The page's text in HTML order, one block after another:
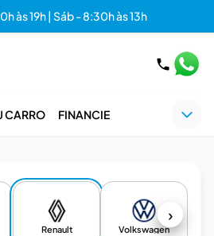
às 19h | Sáb - 8:30h às 13h
CARRO FINANCIE
›
Renault Volkswagen